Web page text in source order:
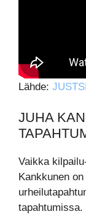
Lähde:
JUHA
Vaikka
Kankkunen